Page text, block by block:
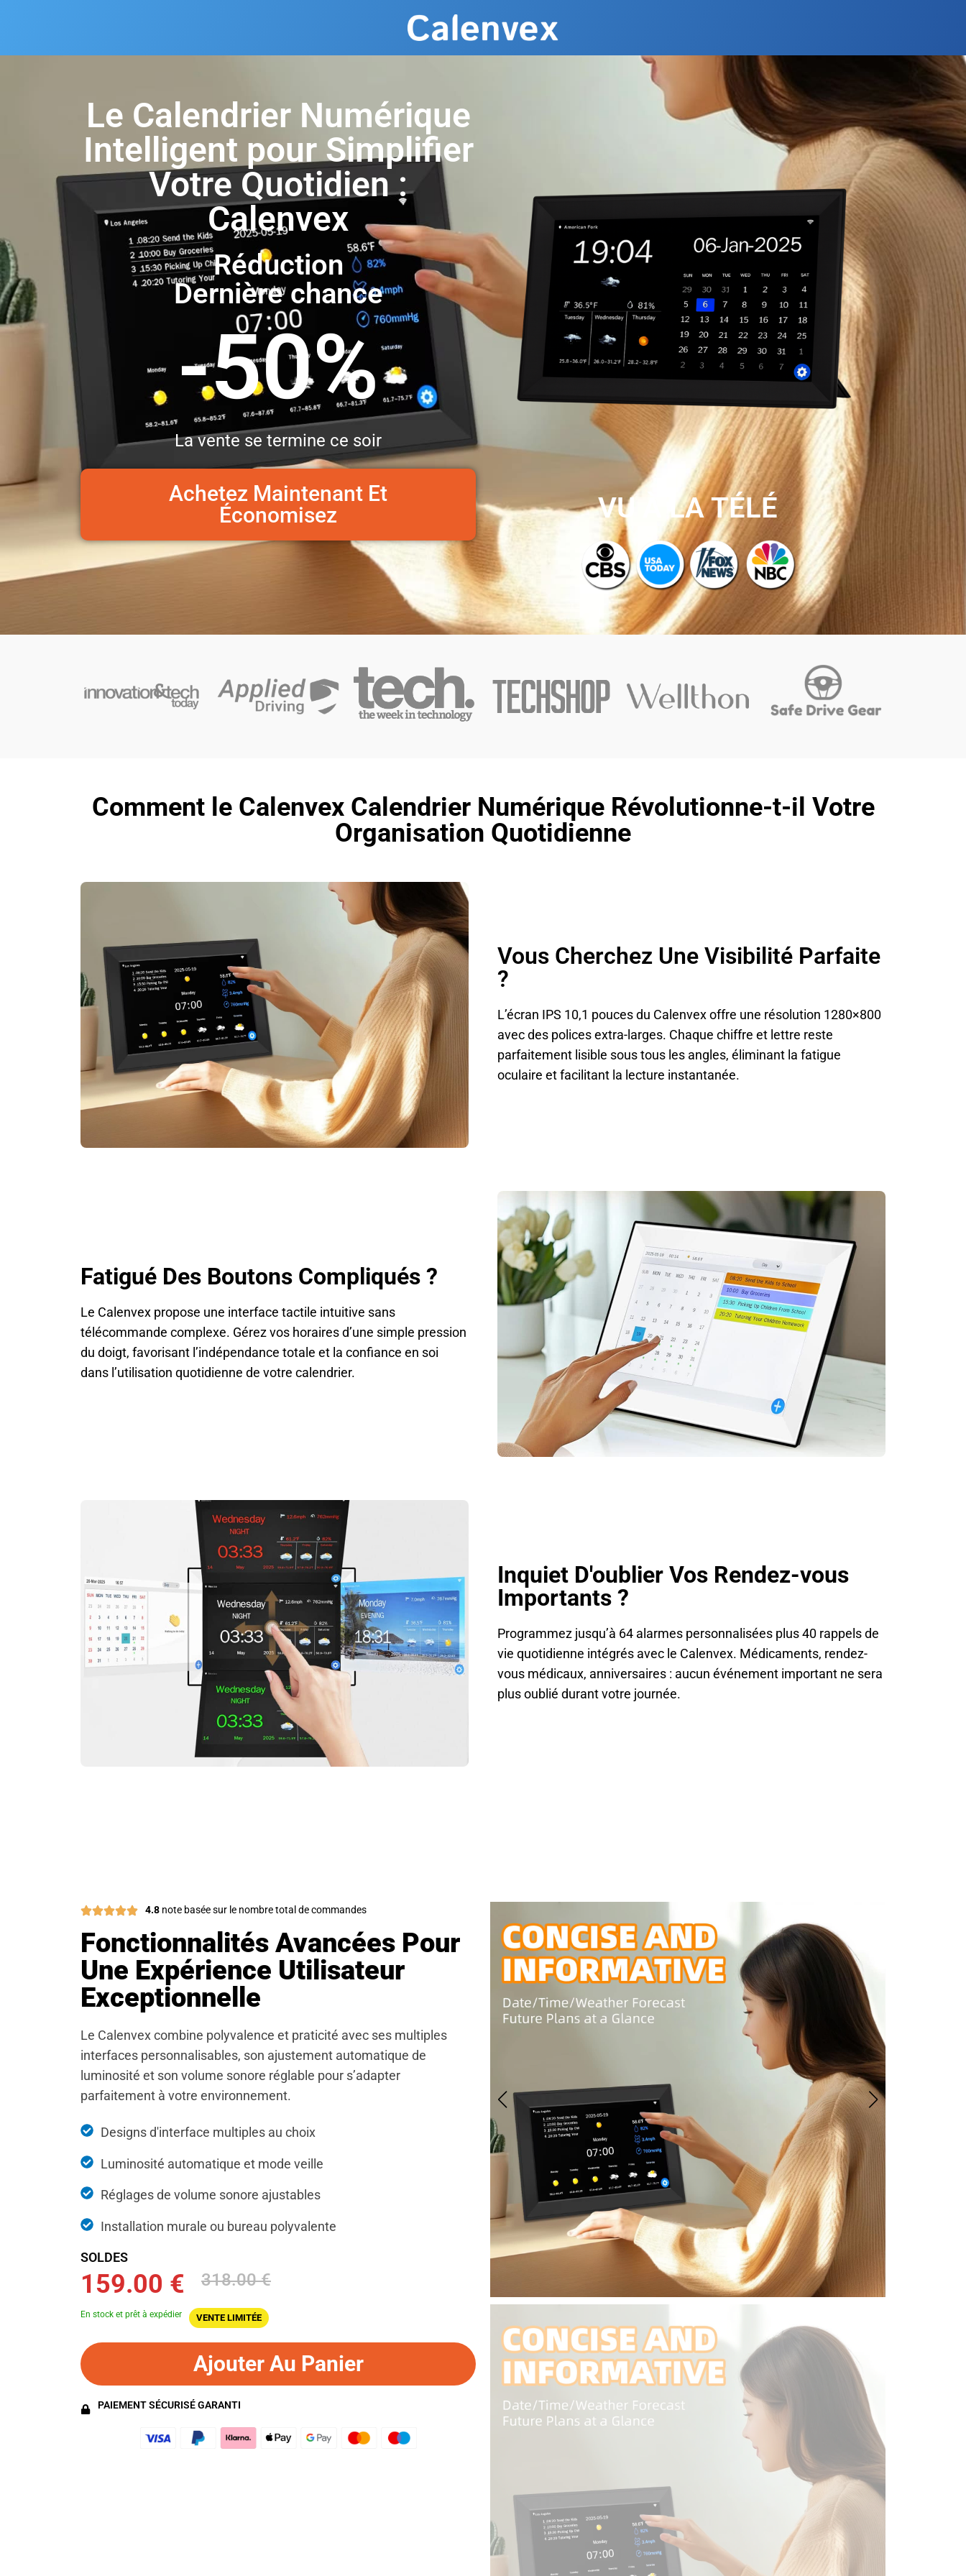
Le Calendrier Numérique
Intelligent pour Simplifier
Votre Quotidien :
Calenvex
Réduction
Dernière chance
-50%
La vente se termine ce soir
Achetez Maintenant Et
Économisez
VU À LA TÉLÉ
Comment le Calenvex Calendrier Numérique Révolutionne-t-il Votre
Organisation Quotidienne
Vous Cherchez Une Visibilité Parfaite
?
L’écran IPS 10,1 pouces du Calenvex offre une résolution 1280×800
avec des polices extra-larges. Chaque chiffre et lettre reste
parfaitement lisible sous tous les angles, éliminant la fatigue
oculaire et facilitant la lecture instantanée.
Fatigué Des Boutons Compliqués ?
Le Calenvex propose une interface tactile intuitive sans
télécommande complexe. Gérez vos horaires d’une simple pression
du doigt, favorisant l’indépendance totale et la confiance en soi
dans l’utilisation quotidienne de votre calendrier.
Inquiet D'oublier Vos Rendez-vous
Importants ?
Programmez jusqu’à 64 alarmes personnalisées plus 40 rappels de
vie quotidienne intégrés avec le Calenvex. Médicaments, rendez-
vous médicaux, anniversaires : aucun événement important ne sera
plus oublié durant votre journée.
4.8 note basée sur le nombre total de commandes
Fonctionnalités Avancées Pour
Une Expérience Utilisateur
Exceptionnelle
Le Calenvex combine polyvalence et praticité avec ses multiples
interfaces personnalisables, son ajustement automatique de
luminosité et son volume sonore réglable pour s’adapter
parfaitement à votre environnement.
Designs d'interface multiples au choix
Luminosité automatique et mode veille
Réglages de volume sonore ajustables
Installation murale ou bureau polyvalente
SOLDES
159.00 € 318.00 €
En stock et prêt à expédier VENTE LIMITÉE
Ajouter Au Panier
PAIEMENT SÉCURISÉ GARANTI